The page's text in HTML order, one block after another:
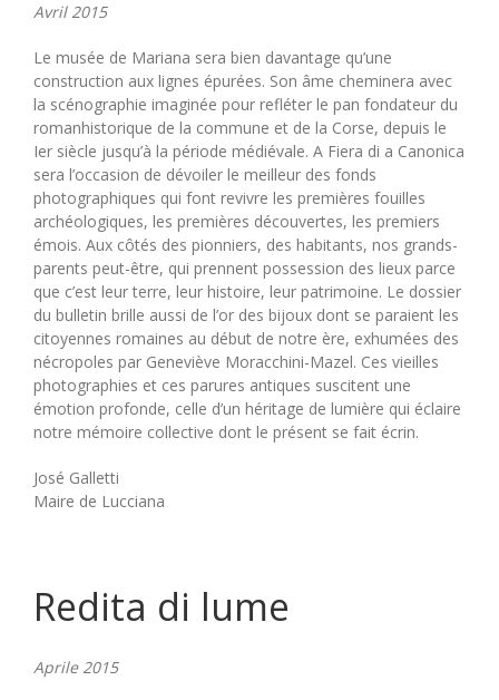
Avril 2015
Le musée de Mariana sera bien davantage qu’une
construction aux lignes épurées. Son âme cheminera avec
la scénographie imaginée pour refléter le pan fondateur du
romanhistorique de la commune et de la Corse, depuis le
Ier siècle jusqu’à la période médiévale. A Fiera di a Canonica
sera l’occasion de dévoiler le meilleur des fonds
photographiques qui font revivre les premières fouilles
archéologiques, les premières découvertes, les premiers
émois. Aux côtés des pionniers, des habitants, nos grands-
parents peut-être, qui prennent possession des lieux parce
que c’est leur terre, leur histoire, leur patrimoine. Le dossier
du bulletin brille aussi de l’or des bijoux dont se paraient les
citoyennes romaines au début de notre ère, exhumées des
nécropoles par Geneviève Moracchini-Mazel. Ces vieilles
photographies et ces parures antiques suscitent une
émotion profonde, celle d’un héritage de lumière qui éclaire
notre mémoire collective dont le présent se fait écrin.
José Galletti
Maire de Lucciana
Redita di lume
Aprile 2015